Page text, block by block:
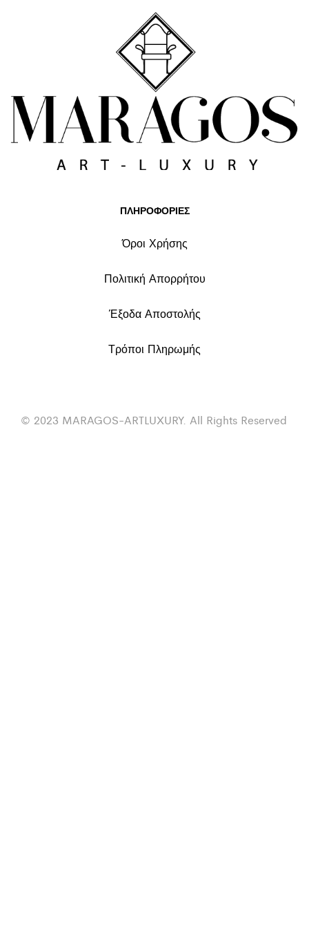
ΠΛΗΡΟΦΟΡΙΕΣ
Όροι Χρήσης
Πολιτική Απορρήτου
Έξοδα Αποστολής
Τρόποι Πληρωμής
© 2023 MARAGOS-ARTLUXURY. All Rights Reserved